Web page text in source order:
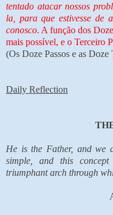
tentado atacar nossos
la, para que estivesse de
conosco. A função dos
mais possível, e o Terceiro
(Os Doze Passos e as
Daily Reflection
He is the Father, and we
simple, and this
triumphant arch through